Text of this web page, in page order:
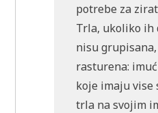
potrebe za
Trla, ukoliko ih
nisu grupisana,
rasturena:
koje imaju vise
trla na svojim